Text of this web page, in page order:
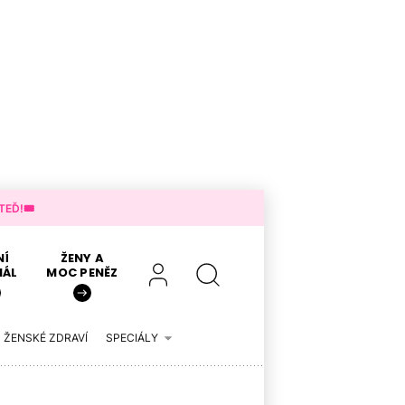
TEĎ!🎟️
ŽENY A
MOC PENĚZ
ŽENSKÉ ZDRAVÍ SPECIÁLY